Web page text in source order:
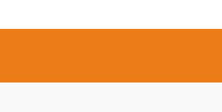
Nuevo
€24.99-€30.99